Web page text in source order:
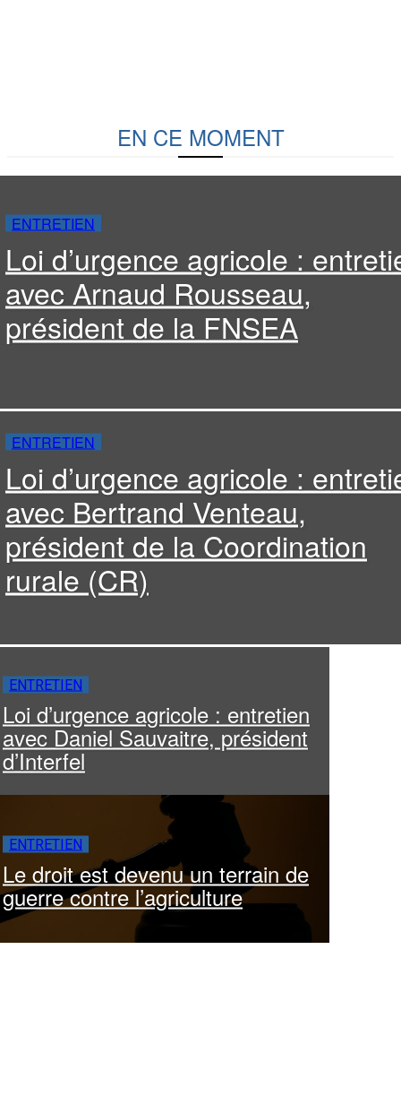
EN CE MOMENT
ENTRETIEN
Loi d’urgence agricole :
avec Arnaud Rousseau,
président de la FNSEA
ENTRETIEN
Loi d’urgence agricole :
avec Bertrand Venteau,
président de la Coordination
rurale (CR)
ENTRETIEN
Loi d’urgence agricole : entretien
avec Daniel Sauvaitre, président
d’Interfel
ENTRETIEN
Le droit est devenu un terrain de
guerre contre l’agriculture